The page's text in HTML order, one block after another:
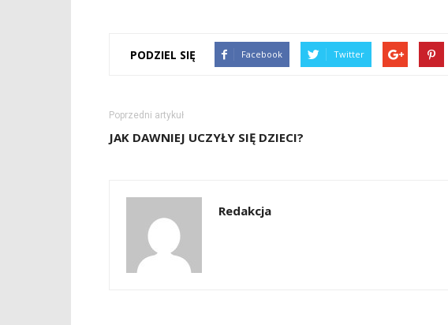
PODZIEL SIĘ Facebook Twitter
Poprzedni artykuł
JAK DAWNIEJ UCZYŁY SIĘ DZIECI?
Redakcja